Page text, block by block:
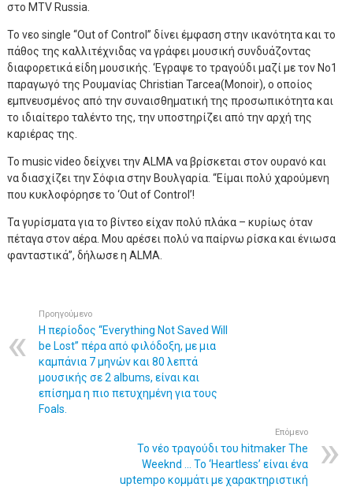
στο MTV Russia.
To νεο single “Out of Control” δίνει έμφαση στην ικανότητα και το
πάθος της καλλιτέχνιδας να γράφει μουσική συνδυάζοντας
διαφορετικά είδη μουσικής. ‘Εγραψε το τραγούδι μαζί με τον Νο1
παραγωγό της Ρουμανίας Christian Tarcea(Monoir), ο οποίος
εμπνευσμένος από την συναισθηματική της προσωπικότητα και
το ιδιαίτερο ταλέντο της, την υποστηρίζει από την αρχή της
καριέρας της.
Το music video δείχνει την ALMA να βρίσκεται στον ουρανό και
να διασχίζει την Σόφια στην Βουλγαρία. “Είμαι πολύ χαρούμενη
που κυκλοφόρησε το ‘Out of Control’!
Τα γυρίσματα για το βίντεο είχαν πολύ πλάκα – κυρίως όταν
πέταγα στον αέρα. Μου αρέσει πολύ να παίρνω ρίσκα και ένιωσα
φανταστικά”, δήλωσε η ALMA.
Προηγούμενο
Η περίοδος “Everything Not Saved Will
be Lost” πέρα από φιλόδοξη, με μια
καμπάνια 7 μηνών και 80 λεπτά
μουσικής σε 2 albums, είναι και
επίσημα η πιο πετυχημένη για τους
Foals.
Επόμενο
To νέο τραγούδι του hitmaker The
Weeknd … Το ‘Heartless’ είναι ένα
uptempo κομμάτι με χαρακτηριστική